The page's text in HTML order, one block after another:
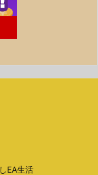
EA生活